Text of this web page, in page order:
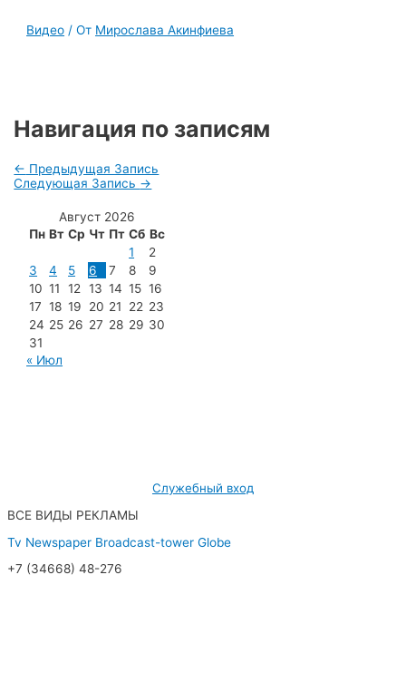
Видео / От Мирослава Акинфиева
Навигация по записям
← Предыдущая Запись
Следующая Запись →
Август 2026
Пн Вт Ср Чт Пт Сб Вс
1
2
3
4 5 6 7 8
9
10 11 12 13 14 15 16
17 18 19 20 21 22 23
24 25 26 27 28 29 30
31
« Июл
Служебный вход
ВСЕ ВИДЫ РЕКЛАМЫ
Tv Newspaper Broadcast-tower Globe
+7 (34668) 48-276